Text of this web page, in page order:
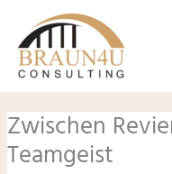
Inhalt
springen
Zwischen
Teamgeist